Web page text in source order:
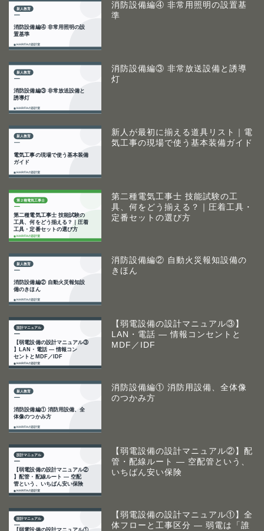
消防設備編④ 非常用照明の設置基
準
消防設備編③ 非常放送設備と誘導
灯
新人が最初に揃える道具リスト｜電
気工事の現場で使う基本装備ガイド
第二種電気工事士 技能試験の工
具、何をどう揃える？｜圧着工具・
定番セットの選び方
消防設備編② 自動火災報知設備の
きほん
【弱電設備の設計マニュアル③】
LAN・電話 ― 情報コンセントと
MDF／IDF
消防設備編① 消防用設備、全体像
のつかみ方
【弱電設備の設計マニュアル②】配
管・配線ルート ― 空配管という、
いちばん安い保険
【弱電設備の設計マニュアル①】全
体フローと工事区分 ― 弱電は「誰